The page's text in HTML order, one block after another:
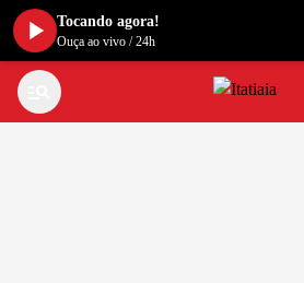
Tocando agora!
Ouça ao vivo /24h